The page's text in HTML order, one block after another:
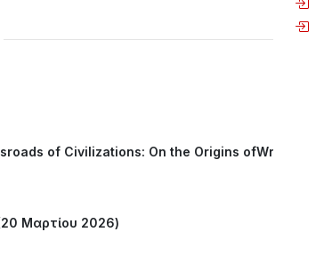
of Civilizations: On the Origins ofWriting and
Μαρτίου 2026)